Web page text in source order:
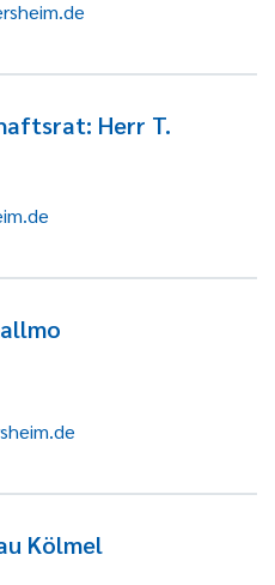
Herr T.
Kölmel